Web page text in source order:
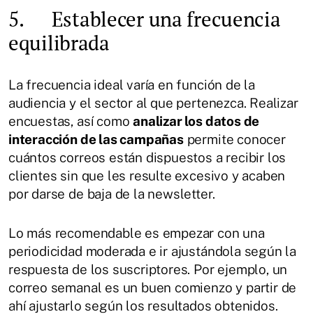
5. Establecer una frecuencia
equilibrada
La frecuencia ideal varía en función de la
audiencia y el sector al que pertenezca. Realizar
encuestas, así comoanalizar los datos de
interacción de las campañaspermite conocer
cuántos correos están dispuestos a recibir los
clientes sin que les resulte excesivo y acaben
por darse de baja de la newsletter.
Lo más recomendable es empezar con una
periodicidad moderada e ir ajustándola según la
respuesta de los suscriptores. Por ejemplo, un
correo semanal es un buen comienzo y partir de
ahí ajustarlo según los resultados obtenidos.